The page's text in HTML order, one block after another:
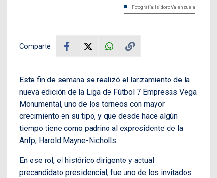
Fotografía: Isidoro Valenzuela
Comparte
Este fin de semana se realizó el lanzamiento de la
nueva edición de la Liga de Fútbol 7 Empresas Vega
Monumental, uno de los torneos con mayor
crecimiento en su tipo, y que desde hace algún
tiempo tiene como padrino al expresidente de la
Anfp, Harold Mayne-Nicholls.
En ese rol, el histórico dirigente y actual
precandidato presidencial, fue uno de los invitados